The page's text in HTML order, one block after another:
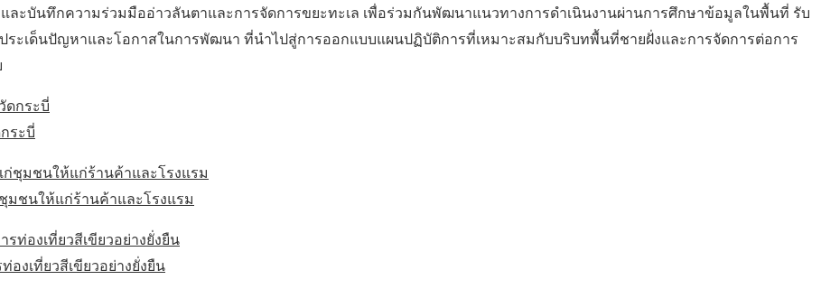
ะบันทึกความร่วมมืออ่าวลันตาและการจัดการขยะทะเล เพื่อร่วมกันพัฒนาแนวทางการดำเนินงานผ่านการศึกษาข้อมูลในพื้นที่ รับ
ระเด็นปัญหาและโอกาสในการพัฒนา ที่นำไปสู่การออกแบบแผนปฏิบัติการที่เหมาะสมกับบริบทพื้นที่ชายฝั่งและการจัดการต่อการ
ระบี่
มชนให้แก่ร้านค้าและโรงแรม
องเที่ยวสีเขียวอย่างยั่งยืน